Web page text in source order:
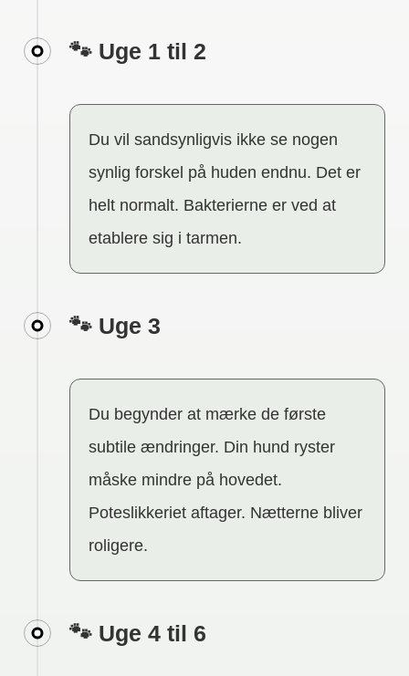
🐾 Uge 1 til 2
Du vil sandsynligvis ikke se nogen
synlig forskel på huden endnu. Det er
helt normalt. Bakterierne er ved at
etablere sig i tarmen.
🐾 Uge 3
Du begynder at mærke de første
subtile ændringer. Din hund ryster
måske mindre på hovedet.
Poteslikkeriet aftager. Nætterne bliver
roligere.
🐾 Uge 4 til 6